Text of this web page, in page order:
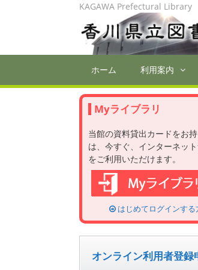
KAGAWA Prefectural Library
ホーム 利用案内
Myライブラリ
当館の資料貸出カードをお
は、今すぐ、インターネッ
をご利用いただけます。
はじめてログインする
オンライン利用者登録